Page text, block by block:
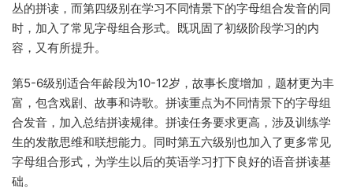
丛的拼读，而第四级别在学习不同情景下的字母组合发音的同
时，加入了常见字母组合形式。既巩固了初级阶段学习的内
容，又有所提升。
第5-6级别适合年龄段为10-12岁，故事长度增加，题材更为丰
富，包含戏剧、故事和诗歌。拼读重点为不同情景下的字母组
合发音，加入总结拼读规律。拼读任务要求更高，涉及训练学
生的发散思维和联想能力。同时第五六级别也加入了更多常见
字母组合形式，为学生以后的英语学习打下良好的语音拼读基
础。